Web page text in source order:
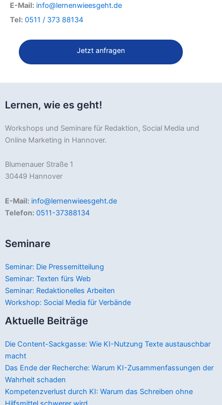
E-Mail: info@lernenwieesgeht.de
Tel: 0511 / 373 88134
Jetzt anfragen
Lernen, wie es geht!
Workshops und Seminare für Redaktion, Social Media und
Online Marketing in Hannover.
Blumenauer Straße 1
30449 Hannover
E-Mail: info@lernenwieesgeht.de
Telefon: 0511-37388134
Seminare
Seminar: Die Pressemitteilung
Seminar: Texten fürs Web
Seminar: Redaktionelles Arbeiten
Workshop: Social Media für Verbände
Aktuelle Beiträge
Die Content-Sackgasse: Wie KI-Nutzung Texte austauschbar
macht
Das Ende der Recherche: Warum KI-Zusammenfassungen der
Wahrheit schaden
Kompetenzverlust durch KI: Warum das Schreiben ohne